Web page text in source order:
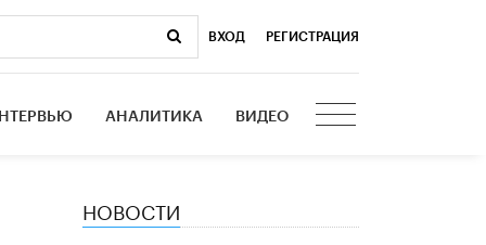
ВХОД РЕГИСТРАЦИЯ
АНАЛИТИКА ВИДЕО
НОВОСТИ